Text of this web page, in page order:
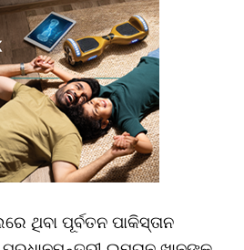
ଥିବା ପୂର୍ବତନ ପାକିସ୍ତାନ